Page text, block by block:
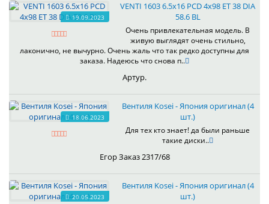
19.09.2023
VENTI 1603 6.5x16 PCD 4x98 ET 38 DIA
58.6 BL
Очень привлекательная модель. В
живую выглядят очень стильно,
лаконично, не вычурно. Очень жаль что так редко доступны для
заказа. Надеюсь что снова п..
Артур.
18.06.2023
Вентиля Kosei - Япония оригинал (4
шт.)
Для тех кто знает! да были раньше
такие диски..
Егор Заказ 2317/68
20.05.2023
Вентиля Kosei - Япония оригинал (4
шт.)